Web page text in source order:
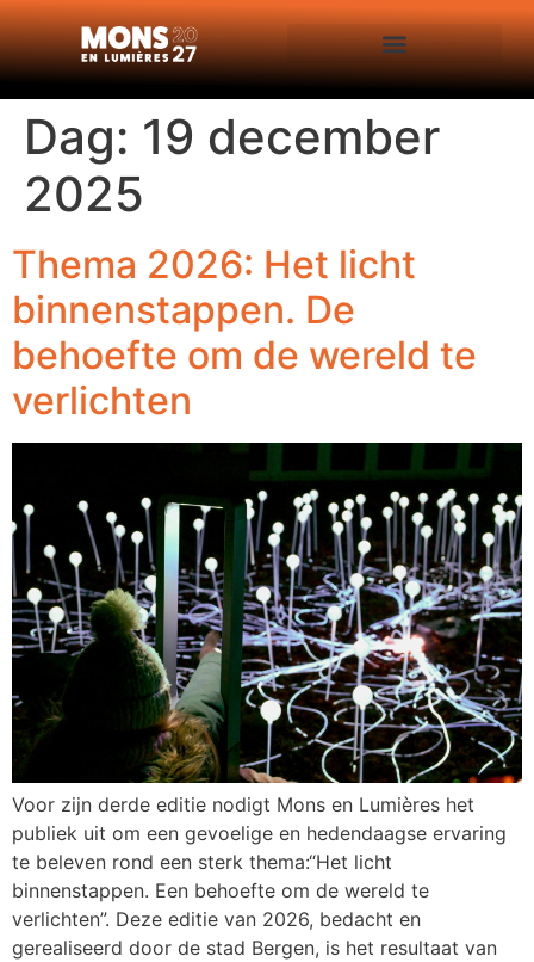
Dag: 19 december
2025
Thema 2026: Het licht
binnenstappen. De
behoefte om de wereld te
verlichten
Voor zijn derde editie nodigt Mons en Lumières het
publiek uit om een gevoelige en hedendaagse ervaring
te beleven rond een sterk thema:“Het licht
binnenstappen. Een behoefte om de wereld te
verlichten”. Deze editie van 2026, bedacht en
gerealiseerd door de stad Bergen, is het resultaat van